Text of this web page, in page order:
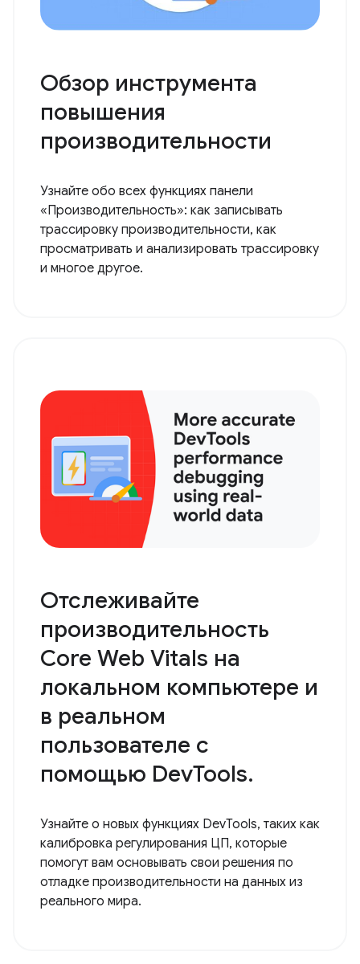
Обзор инструмента
повышения
производительности
Узнайте обо всех функциях панели
«Производительность»: как записывать
трассировку производительности, как
просматривать и анализировать трассировку
и многое другое.
Отслеживайте
производительность
Core Web Vitals на
локальном компьютере и
в реальном
пользователе с
помощью DevTools.
Узнайте о новых функциях DevTools, таких как
калибровка регулирования ЦП, которые
помогут вам основывать свои решения по
отладке производительности на данных из
реального мира.